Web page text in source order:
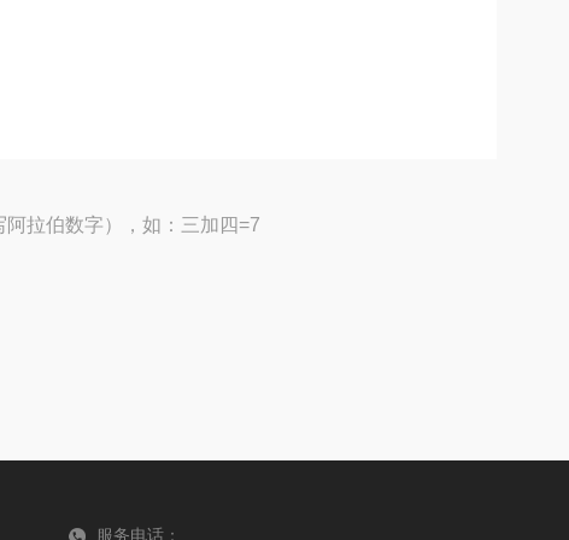
拉伯数字），如：三加四=7
服务电话：